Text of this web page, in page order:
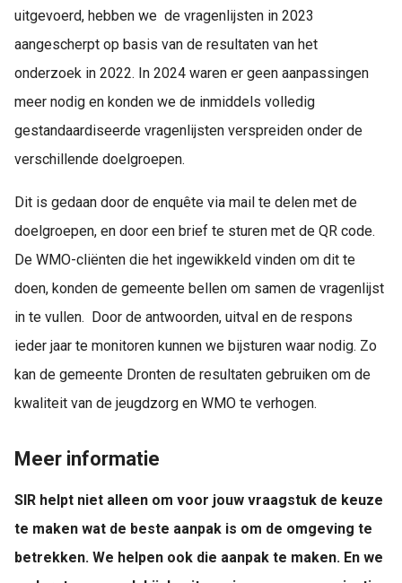
uitgevoerd, hebben we de vragenlijsten in 2023
aangescherpt op basis van de resultaten van het
onderzoek in 2022. In 2024 waren er geen aanpassingen
meer nodig en konden we de inmiddels volledig
gestandaardiseerde vragenlijsten verspreiden onder de
verschillende doelgroepen.
Dit is gedaan door de enquête via mail te delen met de
doelgroepen, en door een brief te sturen met de QR code.
De WMO-cliënten die het ingewikkeld vinden om dit te
doen, konden de gemeente bellen om samen de vragenlijst
in te vullen. Door de antwoorden, uitval en de respons
ieder jaar te monitoren kunnen we bijsturen waar nodig. Zo
kan de gemeente Dronten de resultaten gebruiken om de
kwaliteit van de jeugdzorg en WMO te verhogen.
Meer informatie
SIR helpt niet alleen om voor jouw vraagstuk de keuze
te maken wat de beste aanpak is om de omgeving te
betrekken. We helpen ook die aanpak te maken. En we